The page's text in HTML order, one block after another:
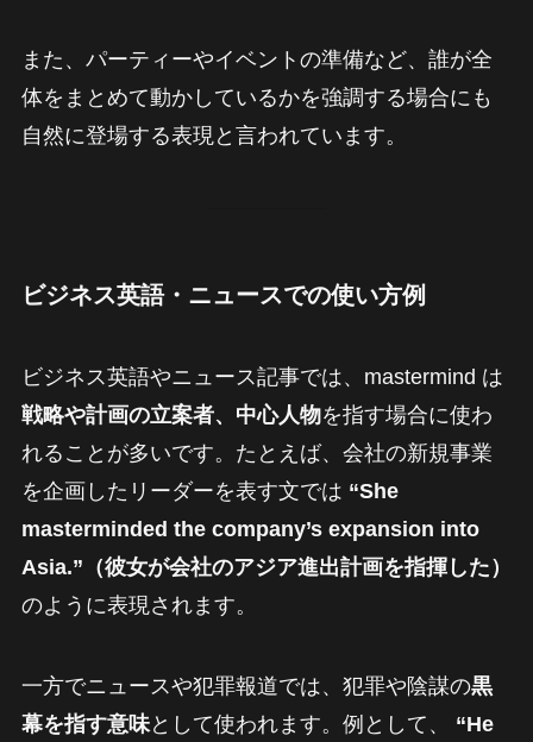
また、パーティーやイベントの準備など、誰が全
体をまとめて動かしているかを強調する場合にも
自然に登場する表現と言われています。
ビジネス英語・ニュースでの使い方例
ビジネス英語やニュース記事では、mastermind は
戦略や計画の立案者、中心人物を指す場合に使わ
れることが多いです。たとえば、会社の新規事業
を企画したリーダーを表す文では “She
masterminded the company’s expansion into
Asia.”（彼女が会社のアジア進出計画を指揮した）
のように表現されます。
一方でニュースや犯罪報道では、犯罪や陰謀の黒
幕を指す意味として使われます。例として、 “He